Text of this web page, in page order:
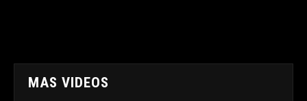
MAS VIDEOS